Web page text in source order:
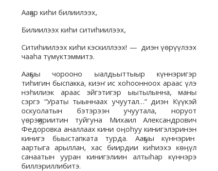
Ааҕар киһи билиилээх,
Билиилээх киһи ситиһиилээх,
Ситиһиилээх киһи кэскиллээх! — диэн үөрүүлээх
чааһа түмүктэммитэ.
Ааҕыы чорооно ыалдьыттыыр күннэригэр
тиһигин быспакка, киэҥ ис хоһоонноох араас үлэ
нэһилиэк араас эйгэтигэр ыытылынна, маны
сэргэ “Ураты тыыннаах учуутал…” диэн Күүкэй
оскуолатын бэтэрээн учуутала, норуот
үөрэҕириитин туйгуна Михаил Александрович
Федоровка аналлаах кини оӊоһуу кинигэлэринэн
кинигэ быыстапката турда. Ааҕыы күннэрин
аартыга арыллан, хас биирдии киһиэхэ көӊүл
санаатын ууран кинигэлиин алтыһар күннэрэ
биллэриллибитэ.